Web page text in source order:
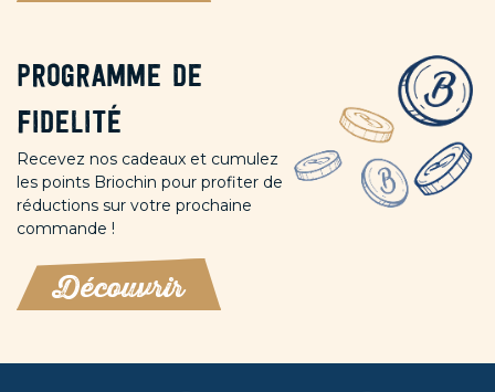
Programme de
fidelité
Recevez nos cadeaux et cumulez
les points Briochin pour profiter de
réductions sur votre prochaine
commande !
Découvrir